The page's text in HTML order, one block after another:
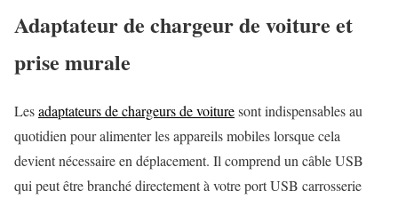
Adaptateur de chargeur de voiture et
prise murale
Lesadaptateurs de chargeurs de voituresont indispensables au
quotidien pour alimenter les appareils mobiles lorsque cela
devient nécessaire en déplacement. Il comprend un câble USB
qui peut être branché directement à votre port USB carrosserie